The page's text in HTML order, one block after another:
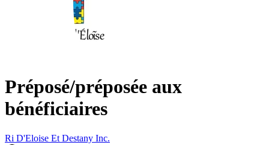
Préposé/préposée aux
bénéficiaires
Ri D'Eloise Et Destany Inc.